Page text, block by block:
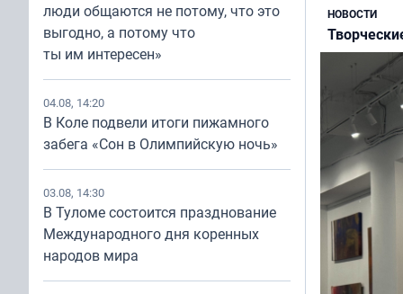
люди общаются не потому, что это
выгодно, а потому что
ты им интересен»
04.08, 14:20
В Коле подвели итоги пижамного
забега «Сон в Олимпийскую ночь»
03.08, 14:30
В Туломе состоится празднование
Международного дня коренных
народов мира
НОВОСТИ
НОВОСТИ